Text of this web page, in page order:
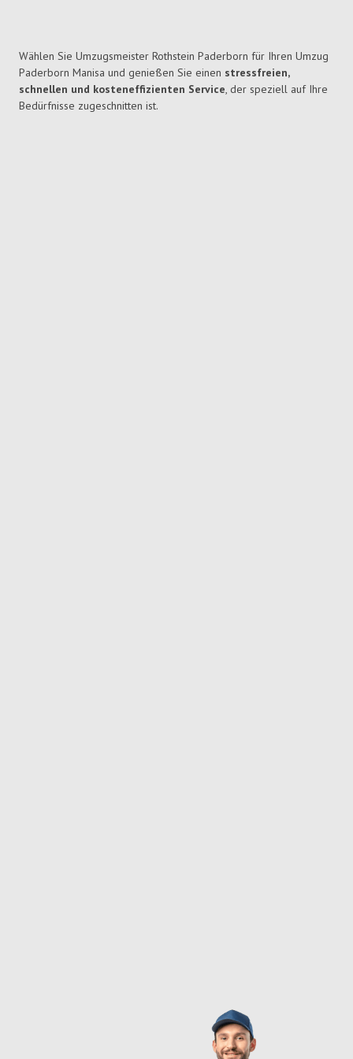
Wählen Sie Umzugsmeister Rothstein Paderborn für Ihren Umzug
Paderborn Manisa und genießen Sie einen stressfreien,
schnellen und kosteneffizienten Service, der speziell auf Ihre
Bedürfnisse zugeschnitten ist.